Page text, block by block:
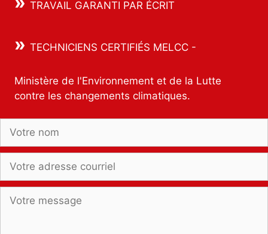
TRAVAIL GARANTI PAR ÉCRIT
» TECHNICIENS CERTIFIÉS MELCC -
Ministère de l'Environnement et de la Lutte
contre les changements climatiques.